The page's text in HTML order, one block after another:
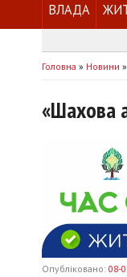
ВЛАДА
Головна » Новини »
«Шахова
Опубліковано: 08-